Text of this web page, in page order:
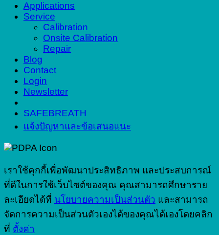
Applications
Service
Calibration
Onsite Calibration
Repair
Blog
Contact
Login
Newsletter
SAFEBREATH
แจ้งปัญหาและข้อเสนอแนะ
เราใช้คุกกี้เพื่อพัฒนาประสิทธิภาพ และประสบการณ์
ที่ดีในการใช้เว็บไซต์ของคุณ คุณสามารถศึกษาราย
ละเอียดได้ที่ นโยบายความเป็นส่วนตัว และสามารถ
จัดการความเป็นส่วนตัวเองได้ของคุณได้เองโดยคลิก
ที่ ตั้งค่า